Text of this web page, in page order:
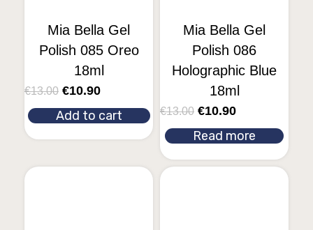
Mia Bella Gel
Polish 085 Oreo
18ml
€13.00 €10.90
Add to cart
Mia Bella Gel
Polish 086
Holographic Blue
18ml
€13.00 €10.90
Read more